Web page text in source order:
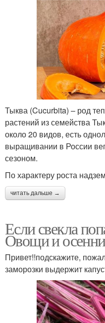
Тыква (Cucurbita) – род
растений из семейства
около 20 видов, есть
выращивании в России
сезоном.
По характеру роста
читать дальше →
Если свекла
Овощи и
Привет!!подскажите,
заморозки выдержит